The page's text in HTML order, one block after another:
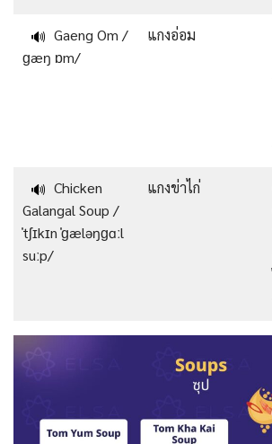
🔊 Gaeng Om /
ɡæŋ ɒm/
แกงอ่อม
🔊 Chicken
Galangal Soup /
ˈtʃɪkɪn ˈɡæləŋɡɑːl
suːp/
แกงข่าไก่